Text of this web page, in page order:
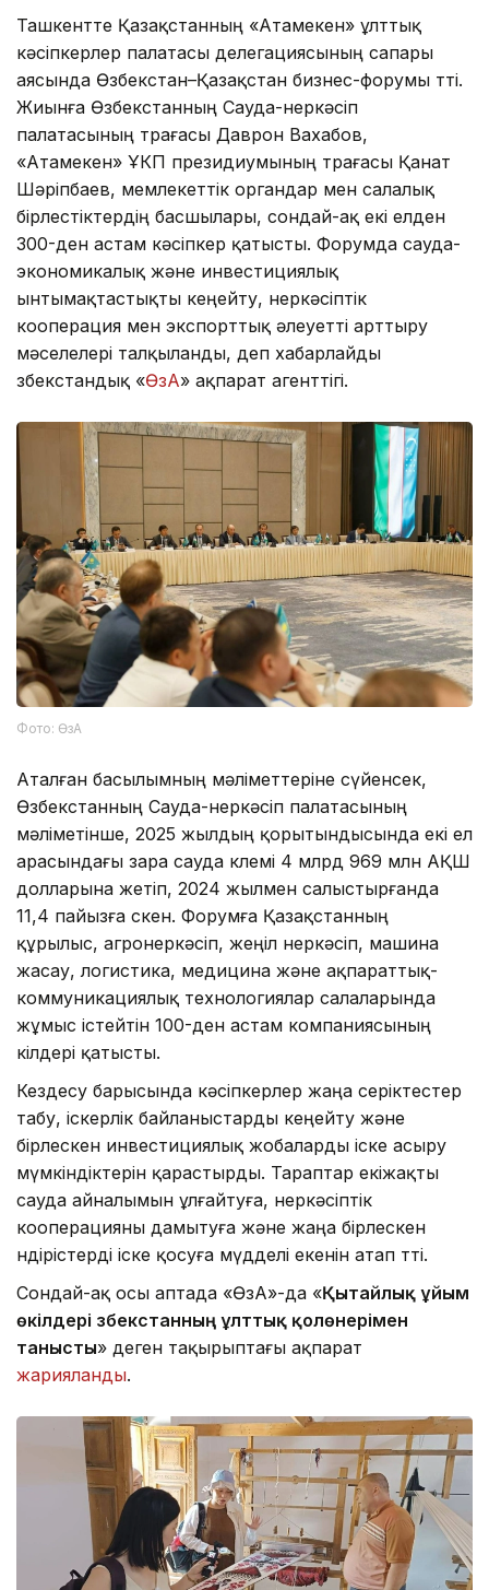
Ташкентте Қазақстанның «Атамекен» ұлттық
кәсіпкерлер палатасы делегациясының сапары
аясында Өзбекстан–Қазақстан бизнес-форумы өтті.
Жиынға Өзбекстанның Сауда-өнеркәсіп
палатасының төрағасы Даврон Вахабов,
«Атамекен» ҰКП президиумының төрағасы Қанат
Шәріпбаев, мемлекеттік органдар мен салалық
бірлестіктердің басшылары, сондай-ақ екі елден
300-ден астам кәсіпкер қатысты. Форумда сауда-
экономикалық және инвестициялық
ынтымақтастықты кеңейту, өнеркәсіптік
кооперация мен экспорттық әлеуетті арттыру
мәселелері талқыланды, деп хабарлайды
өзбекстандық «ӨзА» ақпарат агенттігі.
Фото: ӨзА
Аталған басылымның мәліметтеріне сүйенсек,
Өзбекстанның Сауда-өнеркәсіп палатасының
мәліметінше, 2025 жылдың қорытындысында екі ел
арасындағы өзара сауда көлемі 4 млрд 969 млн АҚШ
долларына жетіп, 2024 жылмен салыстырғанда
11,4 пайызға өскен. Форумға Қазақстанның
құрылыс, агроөнеркәсіп, жеңіл өнеркәсіп, машина
жасау, логистика, медицина және ақпараттық-
коммуникациялық технологиялар салаларында
жұмыс істейтін 100-ден астам компаниясының
өкілдері қатысты.
Кездесу барысында кәсіпкерлер жаңа серіктестер
табу, іскерлік байланыстарды кеңейту және
бірлескен инвестициялық жобаларды іске асыру
мүмкіндіктерін қарастырды. Тараптар екіжақты
сауда айналымын ұлғайтуға, өнеркәсіптік
кооперацияны дамытуға және жаңа бірлескен
өндірістерді іске қосуға мүдделі екенін атап өтті.
Сондай-ақ осы аптада «ӨзА»-да «Қытайлық ұйым
өкілдері Өзбекстанның ұлттық қолөнерімен
танысты» деген тақырыптағы ақпарат
жарияланды.